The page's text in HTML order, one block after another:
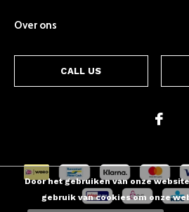
Over ons
CALL US
Door het gebruiken van onze
gebruik van cookies om onze